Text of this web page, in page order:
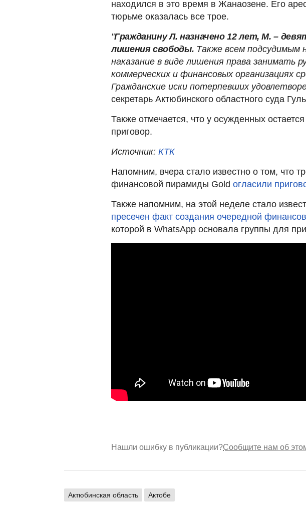
находился в это время в Жанаозене. Его
тюрьме оказалась все трое.
"Гражданину Л. назначено 12 лет, М. –
лишения свободы. Также всем подсудимым
наказание в виде лишения права занимать
коммерческих и финансовых организациях
Гражданские иски потерпевших
секретарь Актюбинского областного суда
Также отмечается, что у осужденных
приговор.
Источник: КТК
Напомним, вчера стало известно о том, что
финансовой пирамиды Gold огласили
Также напомним, на этой неделе стало
пресечен факт создания очередной
которой в WhatsApp основала группы для
Нашли ошибку в публикации?Сообщите нам об
Актюбинская область Актобе